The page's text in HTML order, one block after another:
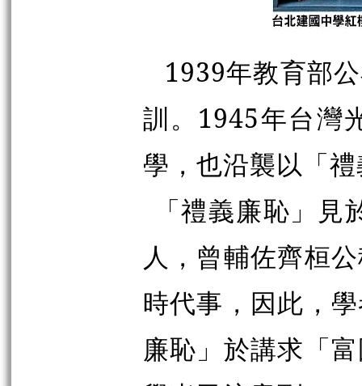
1939年教育部
訓。1945年台灣
學，也沿襲以「
「禮義廉恥」
人，曾輔佐齊桓
時代事，因此，
廉恥」於講求「